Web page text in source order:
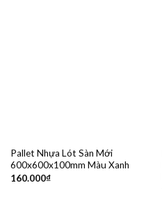
Pallet Nhựa Lót Sàn Mới
600x600x100mm Màu Xanh
160.000₫